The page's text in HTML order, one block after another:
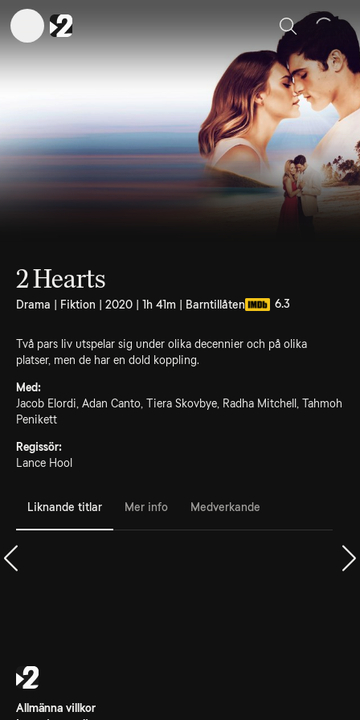
Sök
2 Hearts
Drama | Fiktion | 2020 | 1h 41m | Barntillåten 6.3
Två pars liv utspelar sig under olika decennier och på olika
platser, men de har en dold koppling.
Med:
Jacob Elordi, Adan Canto, Tiera Skovbye, Radha Mitchell, Tahmoh
Penikett
Regissör:
Lance Hool
Liknande titlar Mer info Medverkande
Allmänna villkor